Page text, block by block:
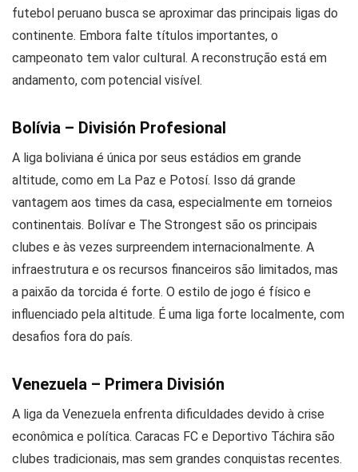
futebol peruano busca se aproximar das principais ligas do
continente. Embora falte títulos importantes, o
campeonato tem valor cultural. A reconstrução está em
andamento, com potencial visível.
Bolívia – División Profesional
A liga boliviana é única por seus estádios em grande
altitude, como em La Paz e Potosí. Isso dá grande
vantagem aos times da casa, especialmente em torneios
continentais. Bolívar e The Strongest são os principais
clubes e às vezes surpreendem internacionalmente. A
infraestrutura e os recursos financeiros são limitados, mas
a paixão da torcida é forte. O estilo de jogo é físico e
influenciado pela altitude. É uma liga forte localmente, com
desafios fora do país.
Venezuela – Primera División
A liga da Venezuela enfrenta dificuldades devido à crise
econômica e política. Caracas FC e Deportivo Táchira são
clubes tradicionais, mas sem grandes conquistas recentes.